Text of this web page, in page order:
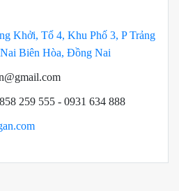
Khởi, Tổ 4, Khu Phố 3, P Trảng
Biên Hòa, Đồng Nai
259 555 - 0931 634 888